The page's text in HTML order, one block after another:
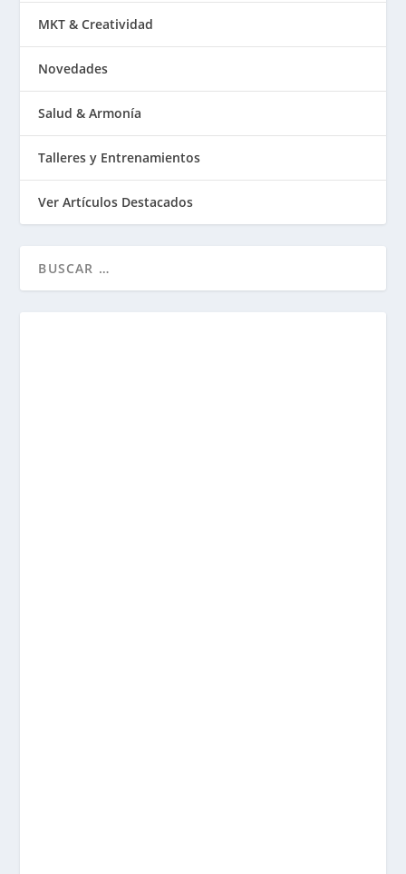
MKT & Creatividad
Novedades
Salud & Armonía
Talleres y Entrenamientos
Ver Artículos Destacados